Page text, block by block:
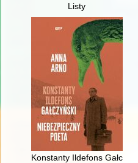
Listy
Konstanty Ildefons